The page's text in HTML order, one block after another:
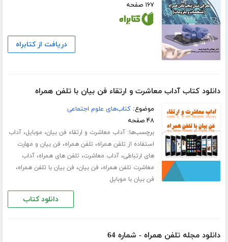
۱۶۷ صفحه
دریافت از کتابراه
دانلود کتاب آداب معاشرت و ارتقاء فن بیان با تلفن همراه
موضوع:کتاب‌های علوم اجتماعی
۴۸ صفحه
برچسب‌ها:آداب معاشرت و ارتقاء فن بیان، موبایل،آداب
استفاده از تلفن همراه، تلفن همراه، فن بیان و مهارت
های ارتباطی،آداب معاشرت، تلفن های همراه،آداب
معاشرت تلفن همراه، فن بیان، فن بیان با تلفن همراه،
فن بیان با موبایل
دانلود کتاب
دانلود مجله تلفن همراه - شماره 64